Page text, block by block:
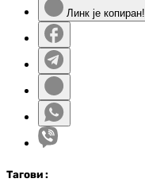
Линк је копиран!
Тагови :